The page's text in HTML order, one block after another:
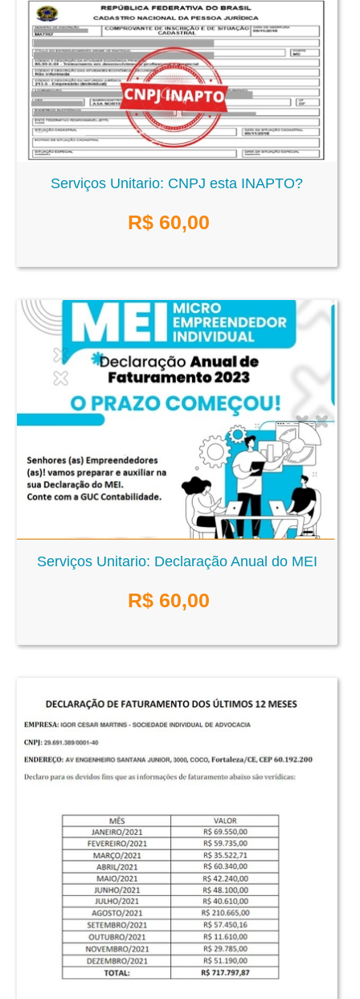
Serviços Unitario: CNPJ esta INAPTO?
R$ 60,00
Serviços Unitario: Declaração Anual do MEI
R$ 60,00